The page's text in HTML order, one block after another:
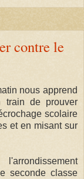
contre le
nous apprend
train de prouver
scolaire
et en misant sur
seconde classe